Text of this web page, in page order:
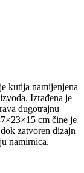
kutija namijenjena
Izrađena je
dugotrajnu
cm čine je
zatvoren dizajn
namirnica.